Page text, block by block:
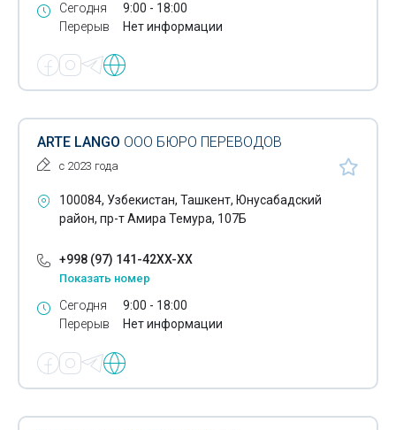
Сегодня
Перерыв
9:00 - 18:00
Нет информации
ARTE LANGO ООО БЮРО ПЕРЕВОДОВ
с 2023 года
100084, Узбекистан, Ташкент, Юнусабадский
район, пр-т Амира Темура, 107Б
+998 (97) 141-42XX-XX
Показать номер
Сегодня
Перерыв
9:00 - 18:00
Нет информации